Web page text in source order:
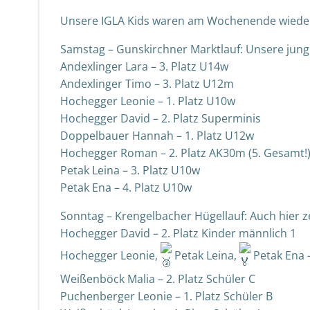
Unsere IGLA Kids waren am Wochenende
Samstag – Gunskirchner Marktlauf: Unsere
Andexlinger Lara – 3. Platz U14w
Andexlinger Timo – 3. Platz U12m
Hochegger Leonie – 1. Platz U10w
Hochegger David – 2. Platz Superminis
Doppelbauer Hannah – 1. Platz U12w
Hochegger Roman – 2. Platz AK30m (5. Gesamt!)
Petak Leina – 3. Platz U10w
Petak Ena – 4. Platz U10w
Sonntag – Krengelbacher Hügellauf: Auch hier
Hochegger David – 2. Platz Kinder männlich 1
Hochegger Leonie,
Petak Leina,
Petak Ena
Weißenböck Malia – 2. Platz Schüler C
Puchenberger Leonie – 1. Platz Schüler B